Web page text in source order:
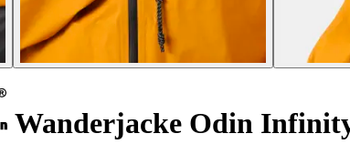
Wanderjacke Odin